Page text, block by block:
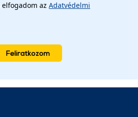
az Adatvédelmi
Feliratkozom